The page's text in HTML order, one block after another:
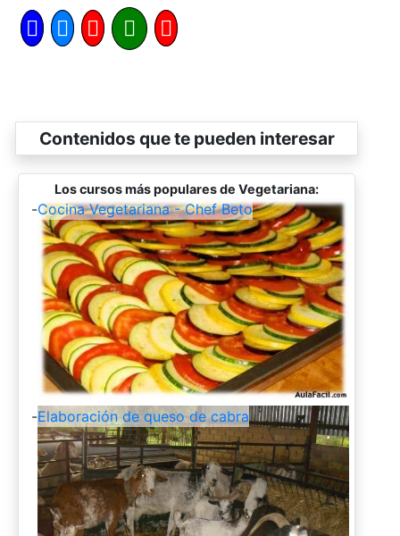
Contenidos que te pueden interesar
Los cursos más populares de Vegetariana:
-Cocina Vegetariana - Chef Beto
-Elaboración de queso de cabra